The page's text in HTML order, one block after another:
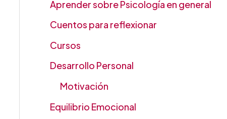
Aprender sobre Psicología en general
Cuentos para reflexionar
Cursos
Desarrollo Personal
Motivación
Equilibrio Emocional